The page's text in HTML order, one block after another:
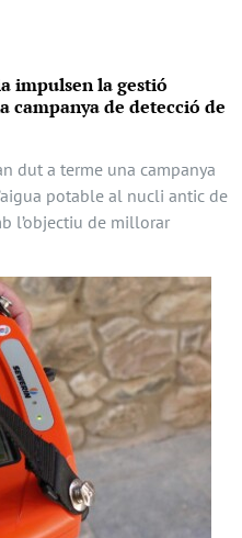
impulsen la gestió
campanya de detecció de
dut a terme una campanya
potable al nucli antic de
l’objectiu de millorar